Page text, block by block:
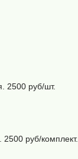
2500 руб/шт.
руб/комплект.